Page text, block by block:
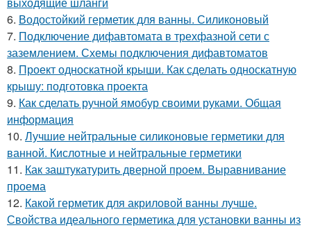
6. Водостойкий герметик для ванны. Силиконовый
7. Подключение дифавтомата в трехфазной сети с
заземлением. Схемы подключения дифавтоматов
8. Проект односкатной крыши. Как сделать односкатную
крышу: подготовка проекта
9. Как сделать ручной ямобур своими руками. Общая
информация
10. Лучшие нейтральные силиконовые герметики для
ванной. Кислотные и нейтральные герметики
11. Как заштукатурить дверной проем. Выравнивание
проема
12. Какой герметик для акриловой ванны лучше.
Свойства идеального герметика для установки ванны из